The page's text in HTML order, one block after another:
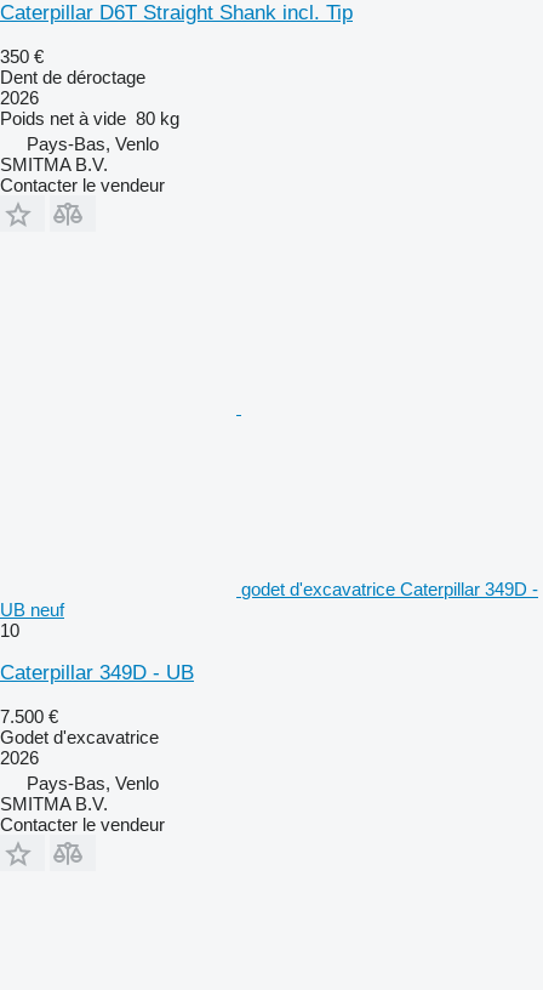
Caterpillar D6T Straight Shank incl. Tip
350 €
Dent de déroctage
2026
Poids net à vide 80 kg
Pays-Bas, Venlo
SMITMA B.V.
Contacter le vendeur
godet d'excavatrice Caterpillar 349D -
UB neuf
10
Caterpillar 349D - UB
7.500 €
Godet d'excavatrice
2026
Pays-Bas, Venlo
SMITMA B.V.
Contacter le vendeur